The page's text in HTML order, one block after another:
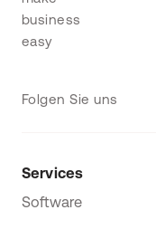
Folgen Sie uns
Services
Software